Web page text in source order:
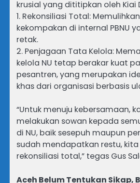
krusial yang dititipkan oleh Kiai
1. Rekonsiliasi Total:
kekompakan di internal PBNU
retak.
2. Penjagaan Tata Kelola:
kelola NU tetap berakar kuat
pesantren, yang merupakan
khas dari organisasi berbasis
“Untuk menuju kebersamaan,
melakukan sowan kepada
di NU, baik sesepuh maupun
sudah mendapatkan restu,
rekonsiliasi total,” tegas Gus
Aceh Belum Tentukan Sikap,